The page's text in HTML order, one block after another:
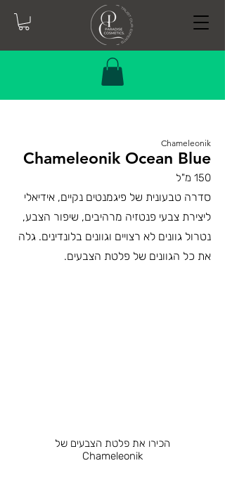
Chameleonik
Chameleonik Ocean Blue
150 מ"ל
סדרה טבעונית של פיגמנטים נקיים, אידיאלי
ליצירת צבעי פנטזיה מרהיבים, שיפור הצבע,
נטרול גוונים לא רצויים וגוונים בלונדינים. גלה
את כל הגוונים של פלטת הצבעים.
הכירו את פלטת הצבעים של
Chameleonik